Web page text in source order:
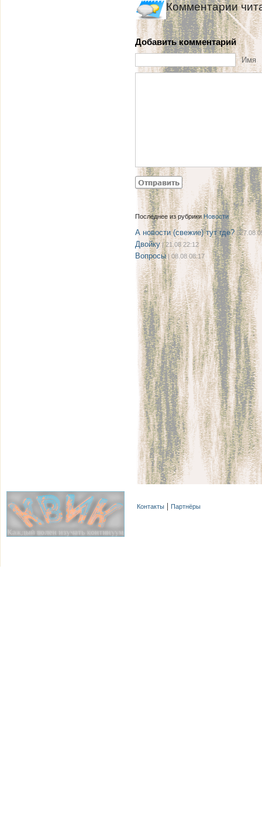
Комментарии
Добавить комментарий
Имя
Последнее из рубрикиНовости
А новости (свежие) тут где?| 27.08
Двойку| 21.08 22:12
Вопросы| 08.08 08:17
Контакты Партнёры